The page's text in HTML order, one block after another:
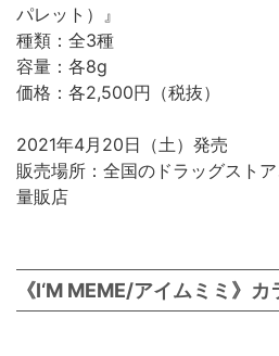
パレット）』
種類：全3種
容量：各8g
価格：各2,500円（税抜）
2021年4月20日（土）発売
販売場所：全国のドラッグストア
量販店
《I‘M MEME/アイムミミ》